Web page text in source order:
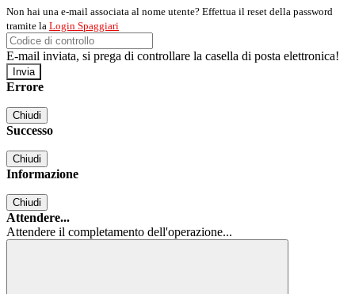
Non hai una e-mail associata al nome utente? Effettua il reset della password
tramite la Login Spaggiari
E-mail inviata, si prega di controllare la casella di posta elettronica!
Errore
Chiudi
Successo
Chiudi
Informazione
Chiudi
Attendere...
Attendere il completamento dell'operazione...